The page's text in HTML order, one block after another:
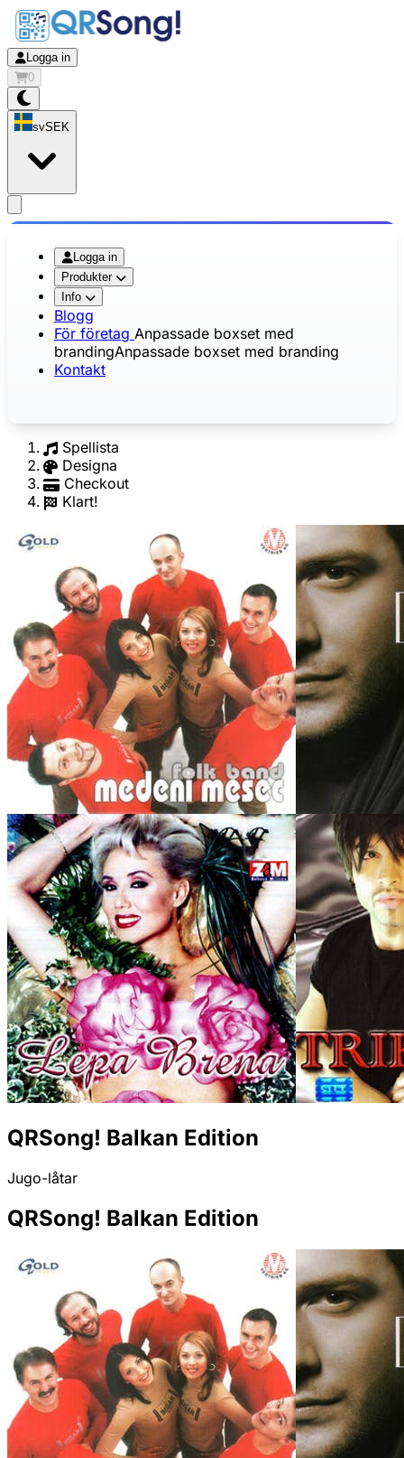
Logga in
0
svSEK
Logga in
Produkter
Info
Blogg
För företag Anpassade boxset med
brandingAnpassade boxset med branding
Kontakt
Spellista
Designa
Checkout
Klart!
QRSong! Balkan Edition
Jugo-låtar
QRSong! Balkan Edition